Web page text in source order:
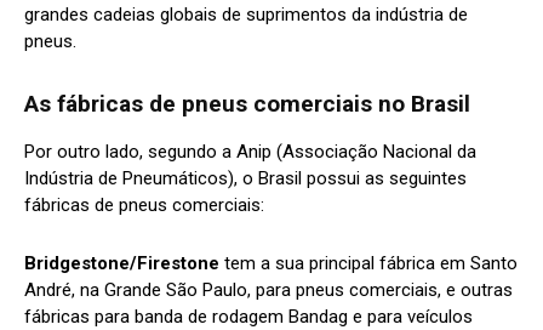
grandes cadeias globais de suprimentos da indústria de
pneus.
As fábricas de pneus comerciais no Brasil
Por outro lado, segundo a Anip (Associação Nacional da
Indústria de Pneumáticos), o Brasil possui as seguintes
fábricas de pneus comerciais:
Bridgestone/Firestone tem a sua principal fábrica em Santo
André, na Grande São Paulo, para pneus comerciais, e outras
fábricas para banda de rodagem Bandag e para veículos